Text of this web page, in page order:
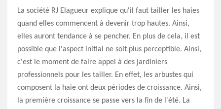
La société RJ Elagueur explique qu'il faut tailler les haies
quand elles commencent à devenir trop hautes. Ainsi,
elles auront tendance à se pencher. En plus de cela, il est
possible que l'aspect initial ne soit plus perceptible. Ainsi,
c'est le moment de faire appel à des jardiniers
professionnels pour les tailler. En effet, les arbustes qui
composent la haie ont deux périodes de croissance. Ainsi,
la première croissance se passe vers la fin de l'été. La